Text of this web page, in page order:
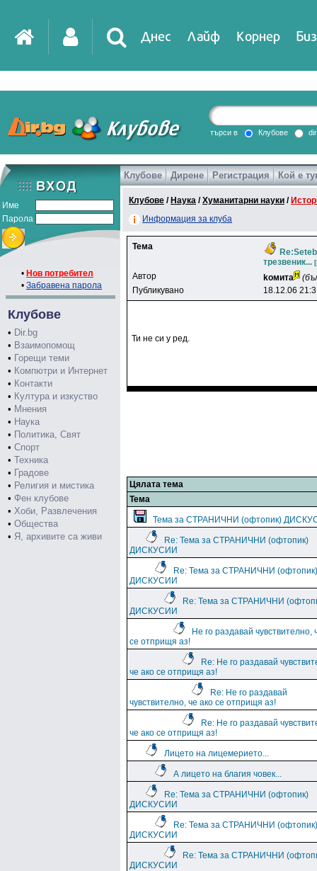
Днес Лайф Корнер
DirTV Impressio
Games
търси в Клубове
Име
Парола
• Нов потребител
• Забравена парола
Клубове
• Dir.bg
• Взаимопомощ
• Горещи теми
• Компютри и Интернет
• Контакти
• Култура и изкуство
• Мнения
• Наука
• Политика, Свят
• Спорт
• Техника
• Градове
• Религия и мистика
• Фен клубове
• Хоби, Развлечения
• Общества
• Я, архивите са живи
Клубове Дирене Регистрация Кой е
Клубове / Наука /Хуманитарни науки /
Информация за клуба
Тема
трезвеник...
Автор koмитa
Публикувано
18.12.06
Ти не си у ред.
Цялата тема
Тема
Тема за СТРАНИЧНИ (офтопик)
Re: Тема за СТРАНИЧНИ (офтопик)
ДИСКУСИИ
Re: Тема за СТРАНИЧНИ (офтопик)
ДИСКУСИИ
Re: Тема за СТРАНИЧНИ
ДИСКУСИИ
Не го раздавай чувствително,
се отприщя аз!
Re: Не го раздавай
че ако се отприщя аз!
Re: Не го раздавай
чувствително, че ако се отприщя аз!
Re: Не го раздавай
че ако се отприщя аз!
Лицето на лицемерието...
А лицето на благия човек...
Re: Тема за СТРАНИЧНИ (офтопик)
ДИСКУСИИ
Re: Тема за СТРАНИЧНИ (офтопик)
ДИСКУСИИ
Re: Тема за СТРАНИЧНИ
ДИСКУСИИ